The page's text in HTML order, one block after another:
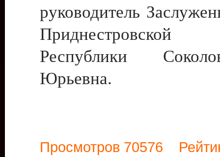
руководитель
Приднестровской
Республики
Юрьевна.
Просмотров 70576